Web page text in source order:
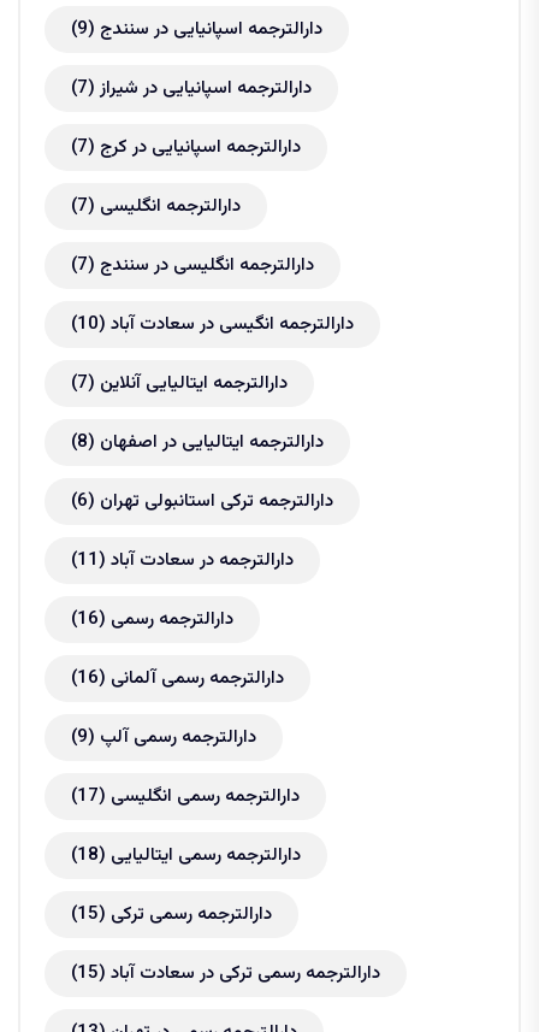
دارالترجمه اسپانیایی در سنندج (9)
دارالترجمه اسپانیایی در شیراز(7)
دارالترجمه اسپانیایی در کرج (7)
دارالترجمه انگلیسی (7)
دارالترجمه انگلیسی در سنندج (7)
دارالترجمه انگیسی در سعادت آباد (10)
دارالترجمه ایتالیایی آنلاین (7)
دارالترجمه ایتالیایی در اصفهان (8)
دارالترجمه ترکی استانبولی تهران (6)
دارالترجمه در سعادت آباد (11)
دارالترجمه رسمی (16)
دارالترجمه رسمی آلمانی (16)
دارالترجمه رسمی آلپ (9)
دارالترجمه رسمی انگلیسی (17)
دارالترجمه رسمی ایتالیایی (18)
دارالترجمه رسمی ترکی (15)
دارالترجمه رسمی ترکی در سعادت آباد (15)